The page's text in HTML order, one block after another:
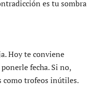
es tu sombra
Hoy te conviene
fecha. Si no,
como trofeos inútiles.